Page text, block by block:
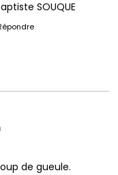
SOUQUE
de gueule.